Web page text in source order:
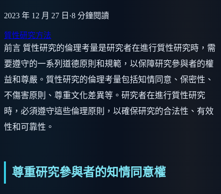
2023 年 12 月 27 日 ·8 分鐘閱讀
質性研究方法
前言 質性研究的倫理考量是研究者在進行質性研究時，需
要遵守的一系列道德原則和規範，以保障研究參與者的權
益和尊嚴。質性研究的倫理考量包括知情同意、保密性、
不傷害原則、尊重文化差異等。研究者在進行質性研究
時，必須遵守這些倫理原則，以確保研究的合法性、有效
性和可靠性。
尊重研究參與者的知情同意權